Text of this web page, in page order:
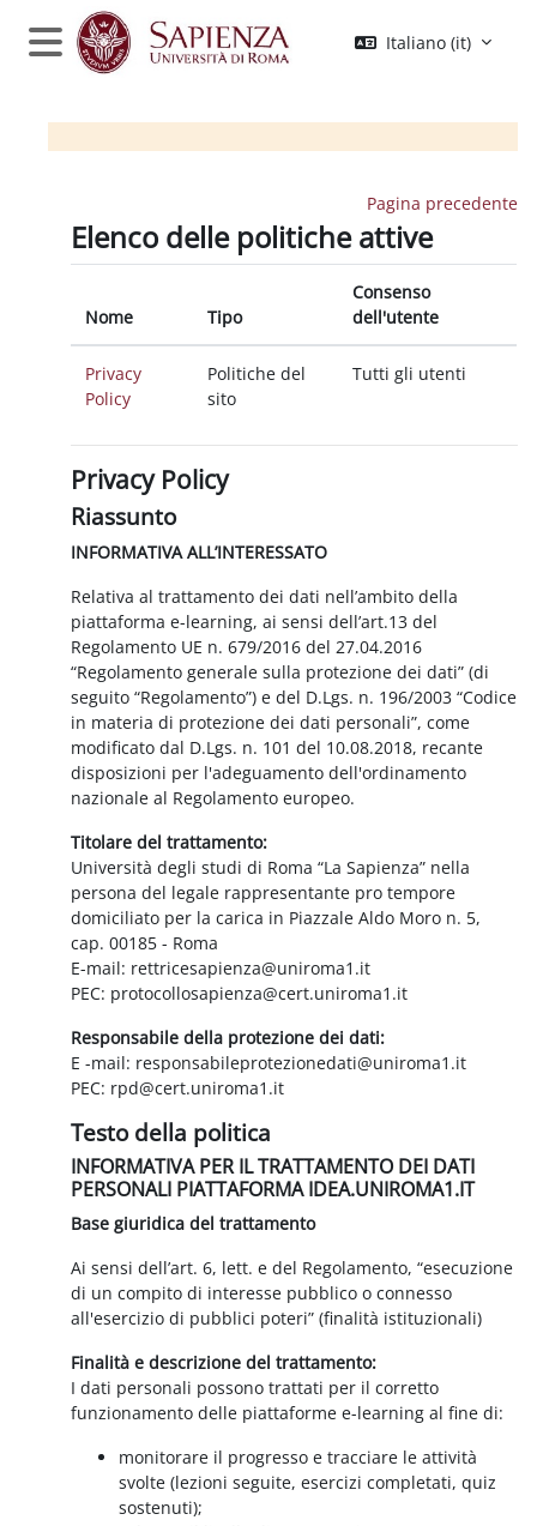
Vai al contenuto principale
Pannello laterale
Italiano ‎(it)‎
Pagina precedente
Elenco delle politiche attive
Nome Tipo
Consenso
dell'utente
Privacy
Policy
Politiche del
sito
Tutti gli utenti
Privacy Policy
Riassunto
INFORMATIVA ALL’INTERESSATO
Relativa al trattamento dei dati nell’ambito della
piattaforma e-learning, ai sensi dell’art.13 del
Regolamento UE n. 679/2016 del 27.04.2016
“Regolamento generale sulla protezione dei dati” (di
seguito “Regolamento”) e del D.Lgs. n. 196/2003 “Codice
in materia di protezione dei dati personali”, come
modificato dal D.Lgs. n. 101 del 10.08.2018, recante
disposizioni per l'adeguamento dell'ordinamento
nazionale al Regolamento europeo.
Titolare del trattamento:
Università degli studi di Roma “La Sapienza” nella
persona del legale rappresentante pro tempore
domiciliato per la carica in Piazzale Aldo Moro n. 5,
cap. 00185 - Roma
E-mail: rettricesapienza@uniroma1.it
PEC: protocollosapienza@cert.uniroma1.it
Responsabile della protezione dei dati:
E -mail: responsabileprotezionedati@uniroma1.it
PEC: rpd@cert.uniroma1.it
Testo della politica
INFORMATIVA PER IL TRATTAMENTO DEI DATI
PERSONALI PIATTAFORMA IDEA.UNIROMA1.IT
Base giuridica del trattamento
Ai sensi dell’art. 6, lett. e del Regolamento, “esecuzione
di un compito di interesse pubblico o connesso
all'esercizio di pubblici poteri” (finalità istituzionali)
Finalità e descrizione del trattamento:
I dati personali possono trattati per il corretto
funzionamento delle piattaforme e-learning al fine di:
monitorare il progresso e tracciare le attività
svolte (lezioni seguite, esercizi completati, quiz
sostenuti);